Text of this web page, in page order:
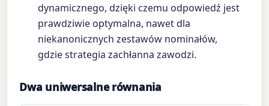
dynamicznego, dzięki czemu odpowiedź jest
prawdziwie optymalna, nawet dla
niekanonicznych zestawów nominałów,
gdzie strategia zachłanna zawodzi.
Dwa uniwersalne równania